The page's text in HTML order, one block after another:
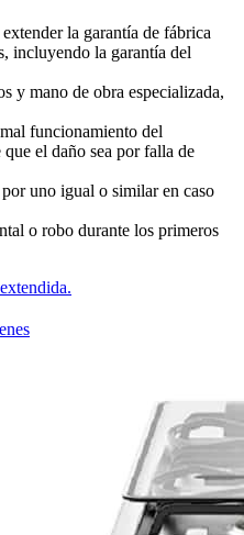
la garantía de fábrica
incluyendo la garantía del
y mano de obra especializada,
funcionamiento del
el daño sea por falla de
uno igual o similar en caso
o robo durante los primeros